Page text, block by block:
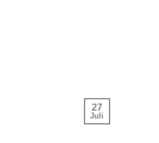
27
Juli